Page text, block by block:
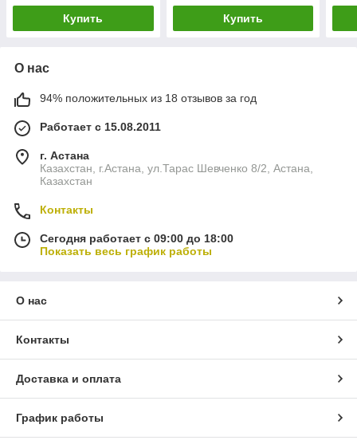
Купить Купить
О нас
94% положительных из 18 отзывов за год
Работает с 15.08.2011
г. Астана
Казахстан, г.Астана, ул.Тарас Шевченко 8/2, Астана,
Казахстан
Контакты
Сегодня работает с 09:00 до 18:00
Показать весь график работы
О нас
Контакты
Доставка и оплата
График работы